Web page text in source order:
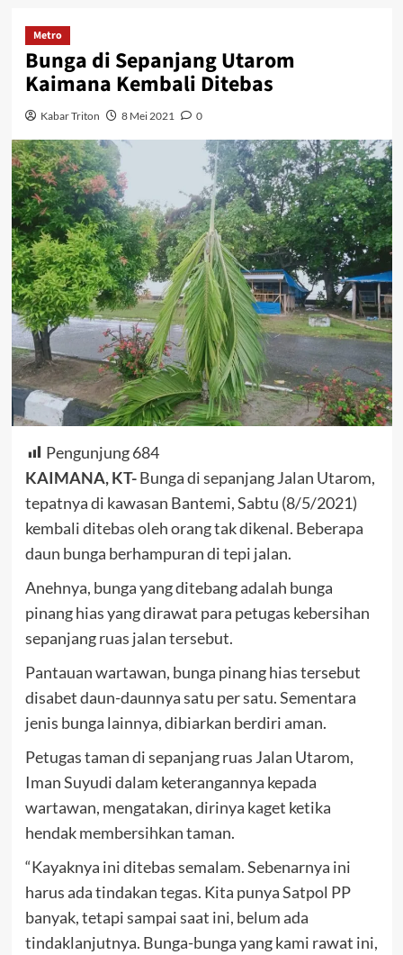
Metro
Bunga di Sepanjang Utarom
Kaimana Kembali Ditebas
Kabar Triton 8 Mei 2021 0
Pengunjung 684
KAIMANA, KT-Bunga di sepanjang Jalan Utarom,
tepatnya di kawasan Bantemi, Sabtu (8/5/2021)
kembali ditebas oleh orang tak dikenal. Beberapa
daun bunga berhampuran di tepi jalan.
Anehnya, bunga yang ditebang adalah bunga
pinang hias yang dirawat para petugas kebersihan
sepanjang ruas jalan tersebut.
Pantauan wartawan, bunga pinang hias tersebut
disabet daun-daunnya satu per satu. Sementara
jenis bunga lainnya, dibiarkan berdiri aman.
Petugas taman di sepanjang ruas Jalan Utarom,
Iman Suyudi dalam keterangannya kepada
wartawan, mengatakan, dirinya kaget ketika
hendak membersihkan taman.
“Kayaknya ini ditebas semalam. Sebenarnya ini
harus ada tindakan tegas. Kita punya Satpol PP
banyak, tetapi sampai saat ini, belum ada
tindaklanjutnya. Bunga-bunga yang kami rawat ini,